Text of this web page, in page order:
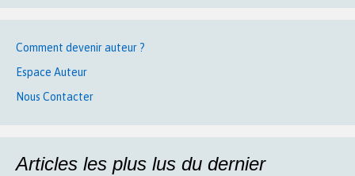
Comment devenir auteur ?
Espace Auteur
Nous Contacter
Articles les plus lus du dernier